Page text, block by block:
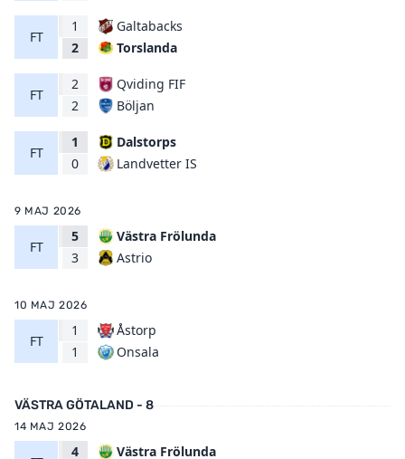
FT
1
2
Galtabacks
Torslanda
FT
2
2
Qviding FIF
Böljan
FT
1
0
Dalstorps
Landvetter IS
9 MAJ 2026
FT
5
3
Västra Frölunda
Astrio
10 MAJ 2026
FT
1
1
Åstorp
Onsala
VÄSTRA GÖTALAND - 8
14 MAJ 2026
4
Västra Frölunda